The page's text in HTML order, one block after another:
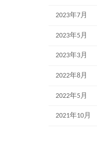
2023年7月
2023年5月
2023年3月
2022年8月
2022年5月
2021年10月